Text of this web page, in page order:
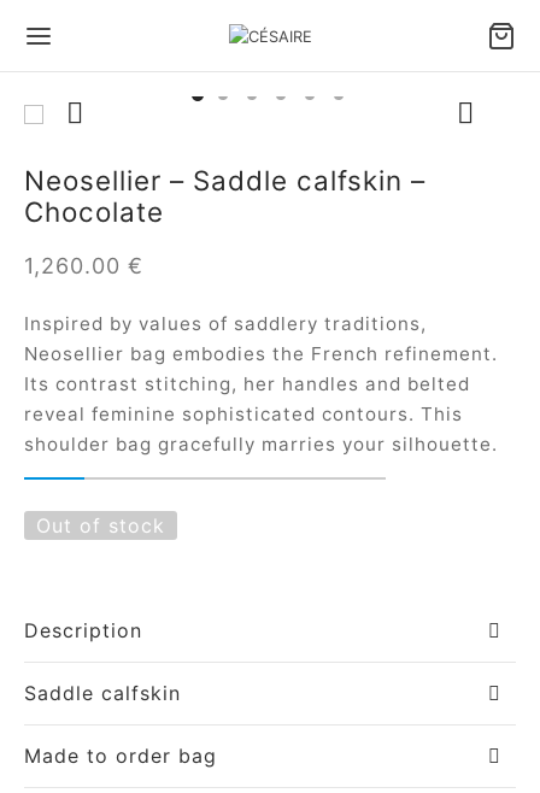
Neosellier – Saddle calfskin –
Chocolate
1,260.00 €
Inspired by values of saddlery traditions,
Neosellier bag embodies the French refinement.
Its contrast stitching, her handles and belted
reveal feminine sophisticated contours. This
shoulder bag gracefully marries your silhouette.
Out of stock
Description
Saddle calfskin
Made to order bag